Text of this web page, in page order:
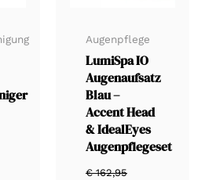
Augenpflege
LumiSpa IO
Augenaufsatz
Blau –
Accent Head
& IdealEyes
Augenpflegeset
€162,95